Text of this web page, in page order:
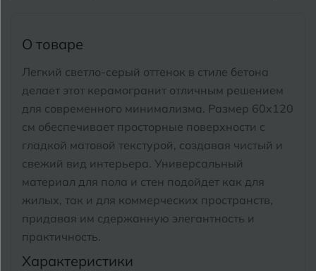
О товаре
Легкий светло-серый оттенок в стиле бетона
делает этот керамогранит отличным решением
для современного минимализма. Размер 60x120
см обеспечивает просторные поверхности с
гладкой матовой текстурой, создавая чистый и
свежий вид интерьера. Универсальный
материал для пола и стен подойдет как для
жилых, так и для коммерческих пространств,
придавая им сдержанную элегантность и
практичность.
Характеристики
Ижевск
Кемерово
Ковров
Кострома
Котлас
Тула
Тюмень
У Улан-Удэ
Ульяновск